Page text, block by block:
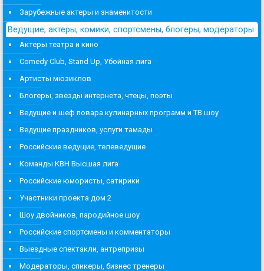
Зарубежные актеры и знаменитости
Ведущие, актеры, комики, спортсмены, блогеры, модераторы
Актеры театра и кино
Comedy Club, Stand Up, Убойная лига
Артисты мюзиклов
Блогеры, звезды интернета, чтецы, поэты
Ведущие и шеф повара кулинарных программ и ТВ шоу
Ведущие праздников, услуги тамады
Российские ведущие, телеведущие
Команды КВН Высшая лига
Российские юмористы, сатирики
Участники проекта дом 2
Шоу двойников, пародийное шоу
Российские спортсмены и комментаторы
Выездные спектакли, антрепризы
Модераторы, спикеры, бизнес тренеры